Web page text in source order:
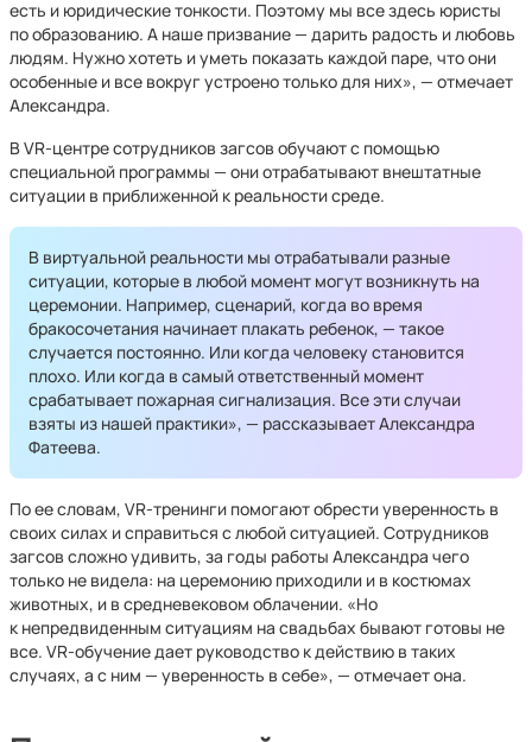
есть и юридические тонкости. Поэтому мы все здесь юристы
по образованию. А наше призвание — дарить радость и любовь
людям. Нужно хотеть и уметь показать каждой паре, что они
особенные и все вокруг устроено только для них», — отмечает
Александра.
В VR-центре сотрудников загсов обучают с помощью
специальной программы — они отрабатывают внештатные
ситуации в приближенной к реальности среде.
В виртуальной реальности мы отрабатывали разные
ситуации, которые в любой момент могут возникнуть на
церемонии. Например, сценарий, когда во время
бракосочетания начинает плакать ребенок, — такое
случается постоянно. Или когда человеку становится
плохо. Или когда в самый ответственный момент
срабатывает пожарная сигнализация. Все эти случаи
взяты из нашей практики», — рассказывает Александра
Фатеева.
По ее словам, VR-тренинги помогают обрести уверенность в
своих силах и справиться с любой ситуацией. Сотрудников
загсов сложно удивить, за годы работы Александра чего
только не видела: на церемонию приходили и в костюмах
животных, и в средневековом облачении. «Но
к непредвиденным ситуациям на свадьбах бывают готовы не
все. VR-обучение дает руководство к действию в таких
случаях, а с ним — уверенность в себе», — отмечает она.